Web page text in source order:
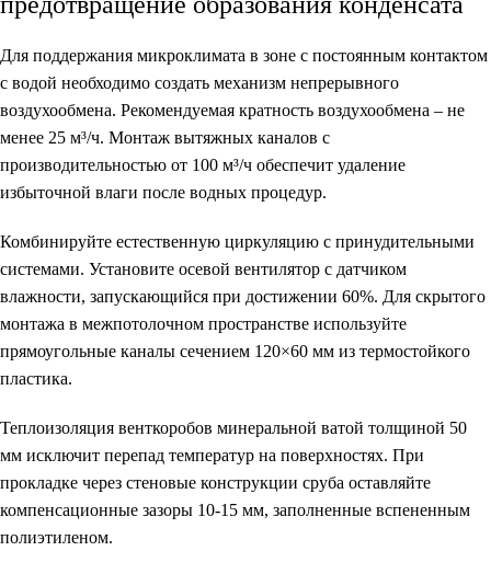
Для поддержания микроклимата в зоне с постоянным контактом
с водой необходимо создать механизм непрерывного
воздухообмена. Рекомендуемая кратность воздухообмена – не
менее 25 м³/ч. Монтаж вытяжных каналов с
производительностью от 100 м³/ч обеспечит удаление
избыточной влаги после водных процедур.
Комбинируйте естественную циркуляцию с принудительными
системами. Установите осевой вентилятор с датчиком
влажности, запускающийся при достижении 60%. Для скрытого
монтажа в межпотолочном пространстве используйте
прямоугольные каналы сечением 120×60 мм из термостойкого
пластика.
Теплоизоляция венткоробов минеральной ватой толщиной 50
мм исключит перепад температур на поверхностях. При
прокладке через стеновые конструкции сруба оставляйте
компенсационные зазоры 10-15 мм, заполненные вспененным
полиэтиленом.